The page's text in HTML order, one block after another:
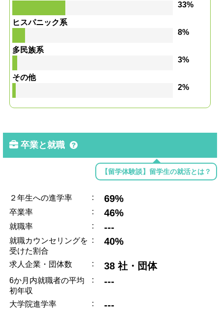
33%
ヒスパニック系
8%
多民族系
3%
その他
2%
卒業と就職
【留学体験談】留学生の就活とは？
２年生への進学率 : 69%
卒業率 : 46%
就職率 : ---
就職カウンセリングを
受けた割合
: 40%
求人企業・団体数 : 38 社・団体
6か月内就職者の平均
初年収
: ---
大学院進学率 : ---